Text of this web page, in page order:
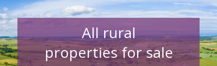
All rural
properties for sale